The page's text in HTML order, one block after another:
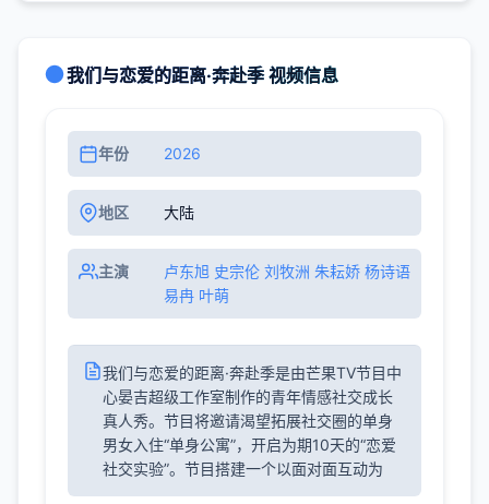
我们与恋爱的距离·奔赴季 视频信息
年份 2026
地区 大陆
主演
卢东旭 史宗伦 刘牧洲 朱耘娇 杨诗语
易冉 叶萌
我们与恋爱的距离·奔赴季是由芒果TV节目中
心晏吉超级工作室制作的青年情感社交成长
真人秀。节目将邀请渴望拓展社交圈的单身
男女入住“单身公寓”，开启为期10天的“恋爱
社交实验”。节目搭建一个以面对面互动为